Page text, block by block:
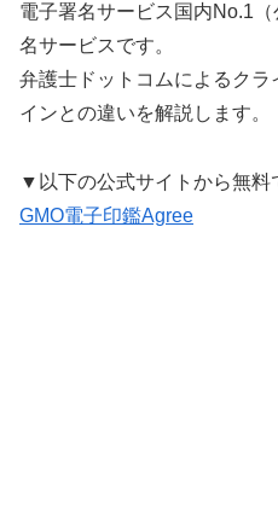
電子署名サービス国内No.1
名サービスです。
弁護士ドットコムによるク
インとの違いを解説します。
▼以下の公式サイトから無料
GMO電子印鑑Agree